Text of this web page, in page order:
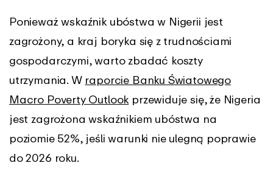
Ponieważ wskaźnik ubóstwa w Nigerii jest
zagrożony, a kraj boryka się z trudnościami
gospodarczymi, warto zbadać koszty
utrzymania. W raporcie Banku Światowego
Macro Poverty Outlook przewiduje się, że Nigeria
jest zagrożona wskaźnikiem ubóstwa na
poziomie 52%, jeśli warunki nie ulegną poprawie
do 2026 roku.